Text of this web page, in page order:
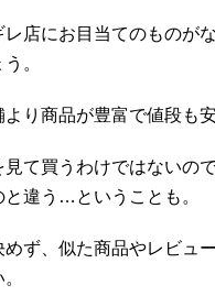
レ店にお目当てのものが
。
り商品が豊富で値段も安
見て買うわけではないの
と違う…ということも。
ず、似た商品やレビュ